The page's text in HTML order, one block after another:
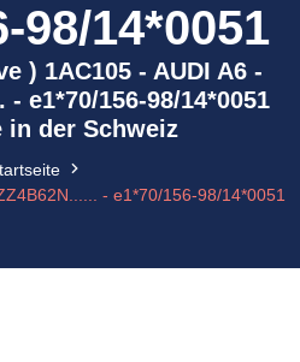
98/14*0051
) 1AC105 - AUDI A6 -
- e1*70/156-98/14*0051
in der Schweiz
- e1*70/156-98/14*0051